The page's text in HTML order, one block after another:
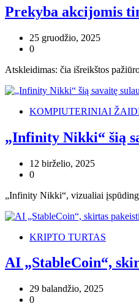
Prekyba akcijomis
25 gruodžio, 2025
0
Atskleidimas: čia išreikštos
KOMPIUTERINIAI
„Infinity Nikki“ šią
12 birželio, 2025
0
„Infinity Nikki“, vizualiai
KRIPTO TURTAS
AI „StableCoin“,
29 balandžio, 2025
0